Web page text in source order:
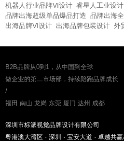
机器人行业品牌VI设计 睿星人工业设计
品牌出海超级单品爆品打造 品牌出海
出海品牌VI设计 出海品牌包装设计 外
B2B品牌从0到1，从中国到全球
做企业的第二市场部，持续陪跑品牌成长
/
福田 南山 龙岗 东莞 厦门 达州 成都
深圳市标派视觉品牌设计有限公司
粤港澳大湾区 · 深圳 · 宝安大道 · 卓越共